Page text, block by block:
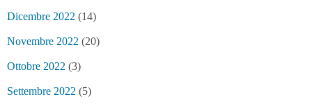
Dicembre 2022 (14)
Novembre 2022 (20)
Ottobre 2022 (3)
Settembre 2022 (5)